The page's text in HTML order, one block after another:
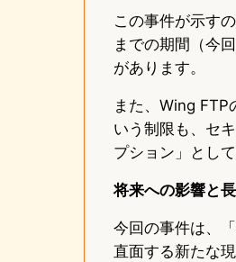
この事件が示す
までの期間（今
があります。
また、Wing FTP
いう制限も、セ
プション」とし
将来への影響と
今回の事件は、
直面する新たな